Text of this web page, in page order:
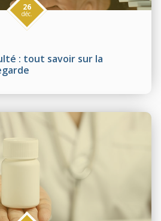
: tout savoir sur la
26
déc.